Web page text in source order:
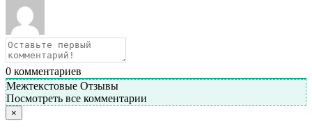
0 комментариев
Межтекстовые Отзывы
Посмотреть все комментарии
×